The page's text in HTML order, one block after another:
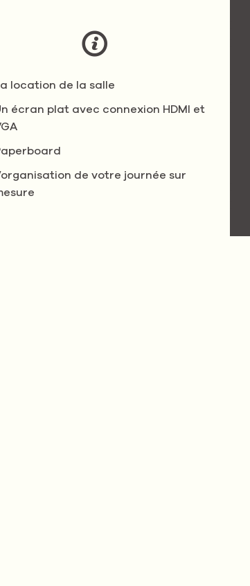
location de la salle
écran plat avec connexion HDMI et
de votre journée sur